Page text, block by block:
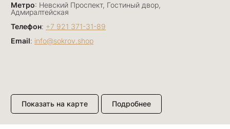
Метро: Невский Проспект, Гостиный двор,
Адмиралтейская
Телефон: +7 921 371-31-89
Email: info@sokrov.shop
Показать на карте Подробнее